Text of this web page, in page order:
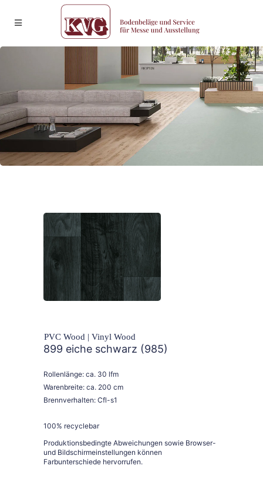
899 eiche schwarz (985)
Rollenlänge: ca. 30 lfm
Warenbreite: ca. 200 cm
Brennverhalten: Cfl-s1
100% recyclebar
PVC Wood | Vinyl Wood